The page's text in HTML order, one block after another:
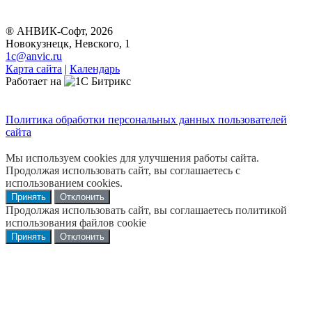
® АНВИК-Софт, 2026
Новокузнецк, Невского, 1
1c@anvic.ru
Карта сайта | Календарь
Работает на
Политика обработки персональных данных пользователей
сайта
Мы используем cookies для улучшения работы сайта.
Продолжая использовать сайт, вы соглашаетесь с
использованием cookies.
Принять Отклонить
Продолжая использовать сайт, вы соглашаетесь политикой
использования файлов cookie
Принять Отклонить